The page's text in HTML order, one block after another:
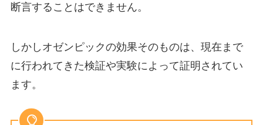
断言することはできません。
しかしオゼンピックの効果そのものは、現在まで
に行われてきた検証や実験によって証明されてい
ます。